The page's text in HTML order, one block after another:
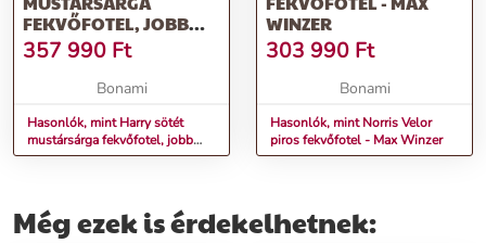
FEKVŐFOTEL, JOBB
OLDALI - COSTUM
FORM
357 990 Ft
Bonami
Hasonlók, mint Harry sötét
mustársárga fekvőfotel, jobb
oldali - Costum Form
WINZER
303 990 Ft
Bonami
Hasonlók, mint Norris Velor
piros fekvőfotel - Max Winzer
Még ezek is érdekelhetnek: